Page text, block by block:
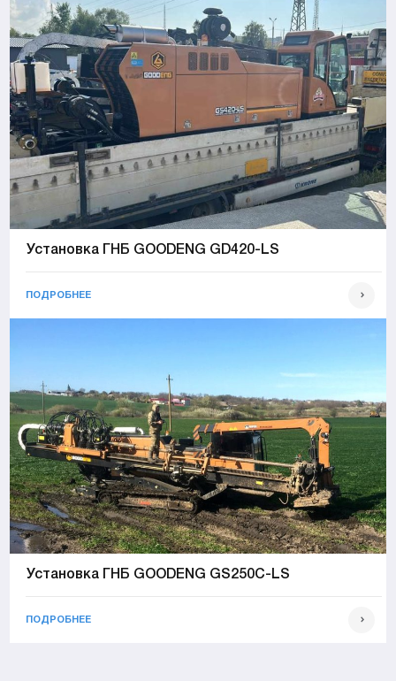
Установка ГНБ GOODENG GD420-LS
ПОДРОБНЕЕ
Установка ГНБ GOODENG GS250C-LS
ПОДРОБНЕЕ